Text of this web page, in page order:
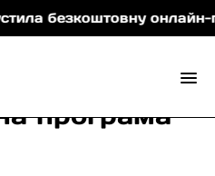
онлайн-гру,
програма